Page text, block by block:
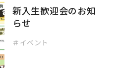
新入生歓迎会のお知
らせ
＃イベント